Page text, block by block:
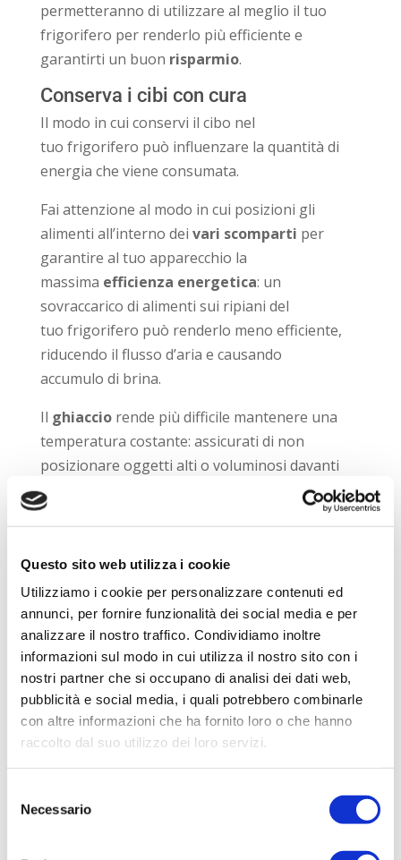
Questo sito web utilizza i cookie
Utilizziamo i cookie per personalizzare contenuti ed
annunci, per fornire funzionalità dei social media e per
analizzare il nostro traffico. Condividiamo inoltre
informazioni sul modo in cui utilizza il nostro sito con i
nostri partner che si occupano di analisi dei dati web,
pubblicità e social media, i quali potrebbero combinarle
con altre informazioni che ha fornito loro o che hanno
raccolto dal suo utilizzo dei loro servizi.
delNecessario
permetteranno di utilizzare al meglio il tuo
frigorifero per renderlo più efficiente e
garantirti un buon risparmio.
Conserva i cibi con cura
Il modo in cui conservi il cibo nel
tuo frigorifero può influenzare la quantità di
energia che viene consumata.
Fai attenzione al modo in cui posizioni gli
alimenti all’interno dei vari scomparti per
garantire al tuo apparecchio la
massima efficienza energetica: un
sovraccarico di alimenti sui ripiani del
tuo frigorifero può renderlo meno efficiente,
riducendo il flusso d’aria e causando
accumulo di brina.
Il ghiacciorende più difficile mantenere una
temperatura costante: assicurati di non
posizionare oggetti alti o voluminosi davanti
alle prese d’aria.
Cerca dunque di ridurre la quantità di articoli
scatole di cibo o piatti da portata, che
potrebbero intrappolare il calore all’interno
dell’unità, costringendolo a lavorare di più e
soprattutto a consumare molta più energia.
Esegui una corretta manutenzione
Mantenerepulitoil tuo frigorifero ti aiuterà
Controlla che le bobine siano prive di polvere